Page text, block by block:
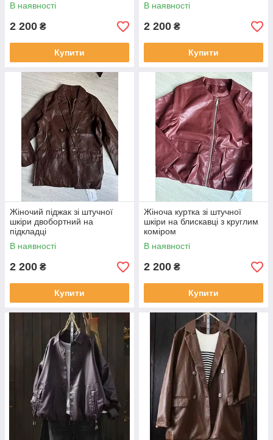
В наявності
2 200 ₴
Купити
В наявності
2 200 ₴
Купити
Жіночий піджак зі штучної
шкіри двобортний на
підкладці
В наявності
2 200 ₴
Купити
Жіноча куртка зі штучної
шкіри на блискавці з круглим
коміром
В наявності
2 200 ₴
Купити